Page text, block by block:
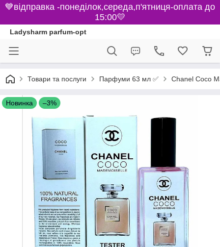
💙відправка -понеділок,середа,п'ятниця-оплата до
15:00💛
Ladysharm parfum-opt
Товари та послуги Парфуми 63 мл ✅ Chanel Coco
Новинка –3%